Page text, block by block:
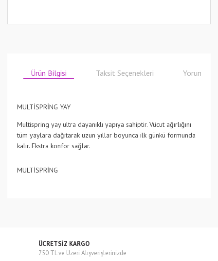
Ürün Bilgisi Taksit Seçenekleri Yorumlar
MULTİSPRİNG YAY
Multispring yay ultra dayanıklı yapıya sahiptir. Vücut ağırlığını
tüm yaylara dağıtarak uzun yıllar boyunca ilk günkü formunda
kalır. Ekstra konfor sağlar.
MULTİSPRİNG
Ürün resmi kalitesiz, bozuk veya görüntülenemiyor.
ÜCRETSİZ KARGO
750 TL ve Üzeri Alışverişlerinizde